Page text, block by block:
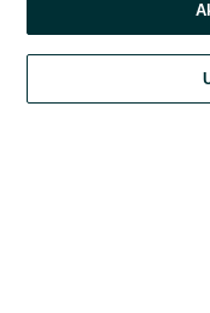
Kontynuując za